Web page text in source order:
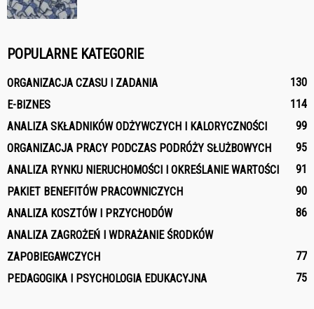
POPULARNE KATEGORIE
ORGANIZACJA CZASU I ZADANIA
130
E-BIZNES
114
ANALIZA SKŁADNIKÓW ODŻYWCZYCH I KALORYCZNOŚCI
99
ORGANIZACJA PRACY PODCZAS PODRÓŻY SŁUŻBOWYCH
95
ANALIZA RYNKU NIERUCHOMOŚCI I OKREŚLANIE WARTOŚCI
91
PAKIET BENEFITÓW PRACOWNICZYCH
90
ANALIZA KOSZTÓW I PRZYCHODÓW
86
ANALIZA ZAGROŻEŃ I WDRAŻANIE ŚRODKÓW
ZAPOBIEGAWCZYCH
77
PEDAGOGIKA I PSYCHOLOGIA EDUKACYJNA
75